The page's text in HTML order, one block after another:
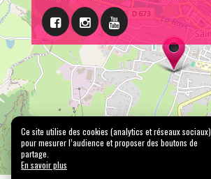
Ce site utilise des cookies (analytics et réseaux sociaux)
pour mesurer l’audience et proposer des boutons de
partage.
En savoir plus